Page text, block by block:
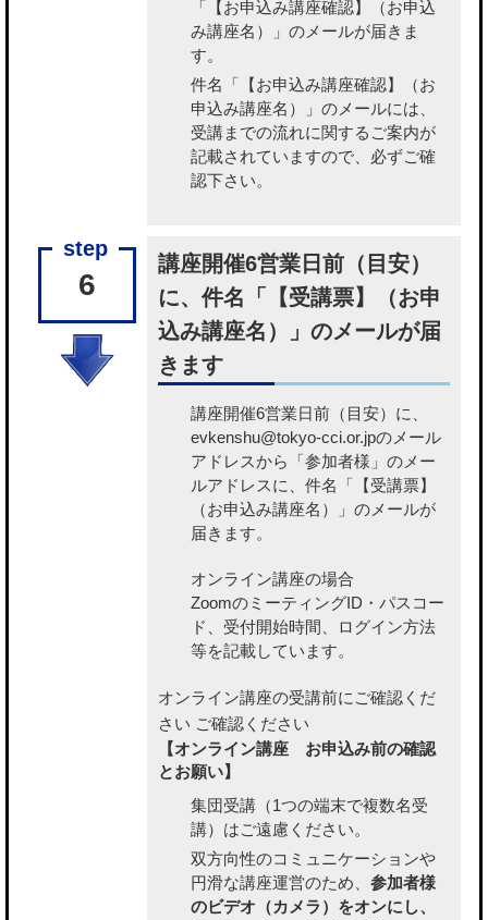
「【お申込み講座確認】（お申込
み講座名）」のメールが届きま
す。
件名「【お申込み講座確認】（お
申込み講座名）」のメールには、
受講までの流れに関するご案内が
記載されていますので、必ずご確
認下さい。
6
講座開催6営業日前（目安）
に、件名「【受講票】（お申
込み講座名）」のメールが届
きます
講座開催6営業日前（目安）に、
evkenshu@tokyo-cci.or.jpのメール
アドレスから「参加者様」のメー
ルアドレスに、件名「【受講票】
（お申込み講座名）」のメールが
届きます。
オンライン講座の場合
ZoomのミーティングID・パスコー
ド、受付開始時間、ログイン方法
等を記載しています。
オンライン講座の受講前にご確認くだ
さい ご確認ください
【オンライン講座 お申込み前の確認
とお願い】
集団受講（1つの端末で複数名受
講）はご遠慮ください。
双方向性のコミュニケーションや
円滑な講座運営のため、 参加者様
のビデオ（カメラ）をオンにし、